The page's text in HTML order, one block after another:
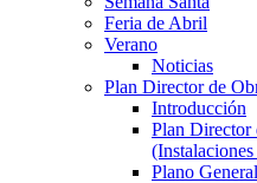
Feria de Abril
Verano
Noticias
Plan Director de
Introducción
Plan Director
Plano